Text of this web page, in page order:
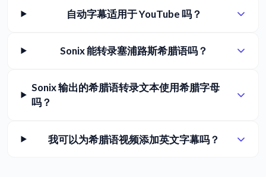
自动字幕适用于 YouTube 吗？
Sonix 能转录塞浦路斯希腊语吗？
Sonix 输出的希腊语转录文本使用希腊字母
吗？
我可以为希腊语视频添加英文字幕吗？